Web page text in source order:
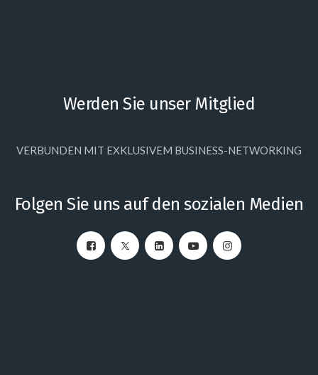
Werden Sie unser Mitglied
VERBUNDEN MIT EXKLUSIVEM BUSINESS-NETWORKING
Folgen Sie uns auf den sozialen Medien